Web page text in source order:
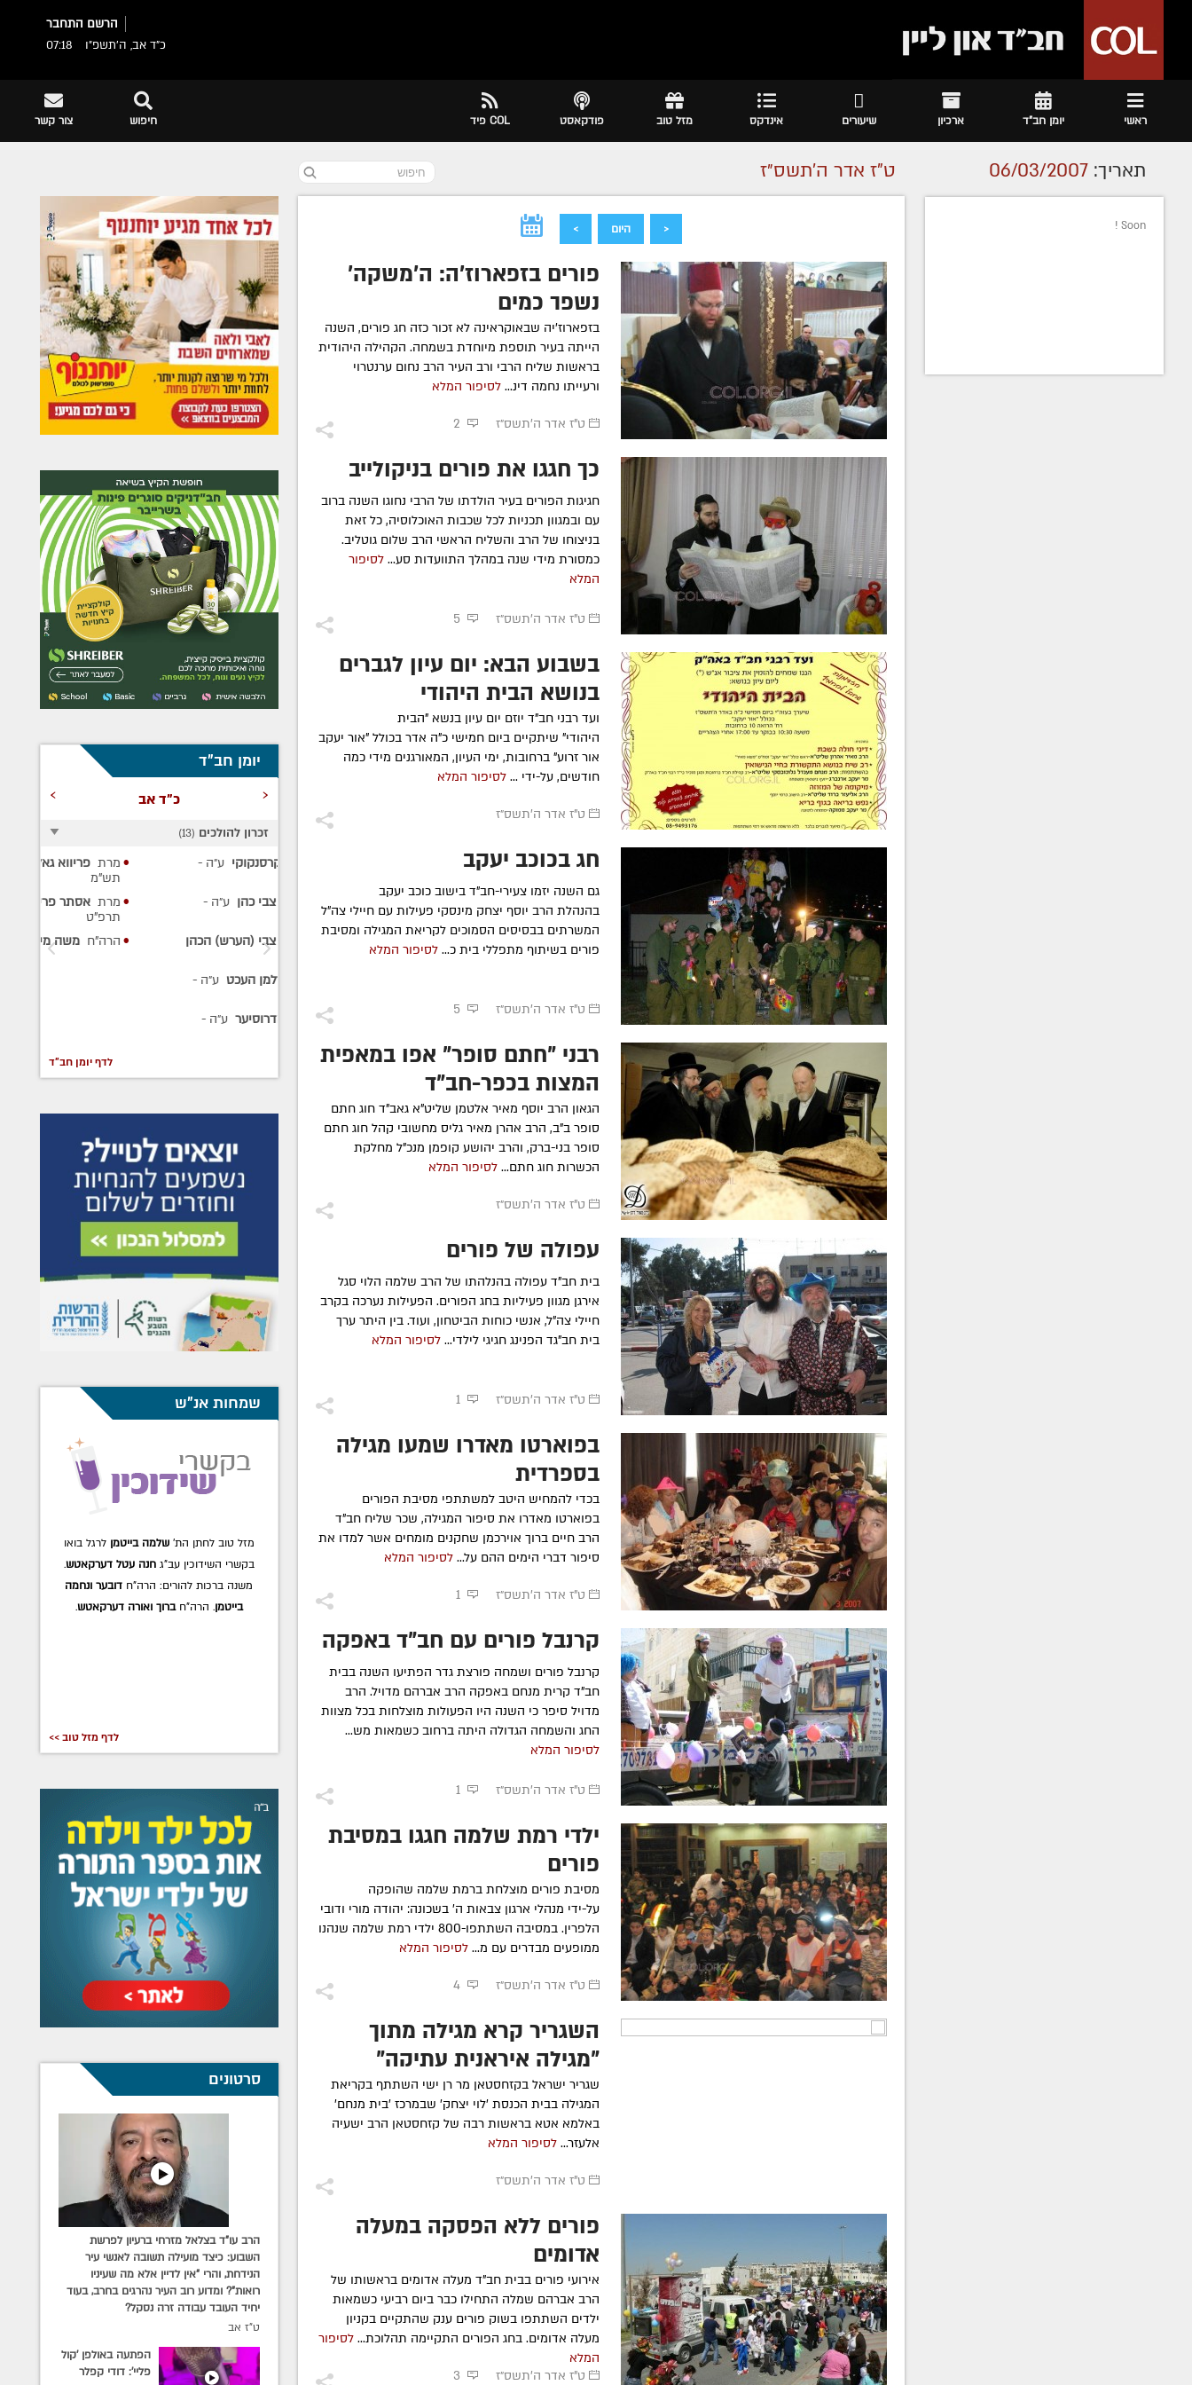
הרשם התחבר
כ"ד אב, ה׳תשפ״ו
07:18
ראשי יומן חב"ד ארכיון שיעורים אינדקס מזל טוב פודקאסט COL פיד צור קשר חיפוש
תאריך: 06/03/2007
Soon !
ט"ז אדר ה׳תשס״ז
< היום >
פורים בזפארוז'ה: ה'משקה'
נשפך כמים
בזפארוז'יה שבאוקראינה לא זכור כזה חג פורים, השנה
הייתה בעיר תוספת מיוחדת בשמחה. הקהילה היהודית
בראשות שליח הרבי ורב העיר הרב נחום ערנטרוי
ורעייתו נחמה דינ... לסיפור המלא
ט"ז אדר ה׳תשס״ז 2
כך חגגו את פורים בניקולייב
חגיגות הפורים בעיר הולדתו של הרבי נחוגו השנה ברוב
עם ובמגוון תכניות לכל שכבות האוכלוסיה, כל זאת
בניצוחו של הרב והשליח הראשי הרב שלום גוטליב.
כמסורת מידי שנה במהלך התוועדות סע... לסיפור
המלא
ט"ז אדר ה׳תשס״ז 5
בשבוע הבא: יום עיון לגברים
בנושא הבית היהודי
ועד רבני חב"ד יוזם יום עיון בנשא "הבית
היהודי" שיתקיים ביום חמישי כ"ה אדר בכולל "אור יעקב
אור זרוע" ברחובות, ימי העיון, המאורגנים מידי כמה
חודשים, על-ידי ... לסיפור המלא
ט"ז אדר ה׳תשס״ז
חג בכוכב יעקב
גם השנה יזמו צעירי-חב"ד בישוב כוכב יעקב
בהנהלת הרב יוסף יצחק מינסקי פעילות עם חיילי צה"ל
המשרתים בבסיסים הסמוכים לקריאת המגילה ומסיבת
פורים בשיתוף מתפללי בית כ... לסיפור המלא
ט"ז אדר ה׳תשס״ז 5
רבני "חתם סופר" אפו במאפית
המצות בכפר-חב"ד
הגאון הרב יוסף מאיר אלטמן שליט"א גאב"ד חוג חתם
סופר ב"ב, הרב אהרן מאיר גליס מחשובי קהל חוג חתם
סופר בני-ברק, והרב יהושע קופמן מנכ"ל מחלקת
הכשרות חוג חתם... לסיפור המלא
ט"ז אדר ה׳תשס״ז
עפולה של פורים
בית חב"ד עפולה בהנלהתו של הרב שלמה הלוי סגל
אירגן מגוון פעיליות בחג הפורים. הפעילות נערכה בקרב
חיילי צה"ל, אנשי כוחות הביטחון, ועוד. בין היתר ערך
בית חב"גד הפנינג חגיגי לילדי... לסיפור המלא
ט"ז אדר ה׳תשס״ז 1
בפוארטו מאדרו שמעו מגילה
בספרדית
בכדי להמחיש היטב למשתתפי מסיבת הפורים
בפוארטו מאדרו את סיפור המגילה, שכר שליח חב"ד
הרב חיים ברוך אוירכמן שחקנים מומחים אשר למדו את
סיפור דברי הימים ההם על... לסיפור המלא
ט"ז אדר ה׳תשס״ז 1
קרנבל פורים עם חב"ד באפקה
קרנבל פורים ושמחה פורצת גדר הפתיעו השנה בבית
חב"ד קרית מנחם באפקה הרב אברהם מדויל. הרב
מדויל סיפר כי השנה היו הפעולות מוצלחות בכל מצוות
החג והשמחה הגדולה היתה ברחוב כשמאות מש...
לסיפור המלא
ט"ז אדר ה׳תשס״ז 1
ילדי רמת שלמה חגגו במסיבת
פורים
מסיבת פורים מוצלחת ברמת שלמה שהופקה
על-ידי מנהלי ארגון צבאות ה' בשכונה: יהודה מורי ודובי
הלפרין. במסיבה השתתפו-800 ילדי רמת שלמה שנהנו
ממופעים מבדרים עם מ... לסיפור המלא
ט"ז אדר ה׳תשס״ז 4
השגריר קרא מגילה מתוך
"מגילה איראנית עתיקה"
שגריר ישראל בקזחסטאן מר רן ישי השתתף בקריאת
המגילה בבית הכנסת 'לוי יצחק' שבמרכז 'בית מנחם'
באלמא אטא בראשות רבה של קזחסטאן הרב ישעיה
אלעזר... לסיפור המלא
ט"ז אדר ה׳תשס״ז
פורים ללא הפסקה במעלה
אדומים
אירועי פורים בבית חב"ד מעלה אדומים בראשותו של
הרב אברהם שמלה התחילו כבר ביום רביעי כשמאות
ילדים השתתפו בשוק פורים ענק שהתקיים בקניון
מעלה אדומים. בחג הפורים התקיימה תהלוכת... לסיפור
המלא
ט"ז אדר ה׳תשס״ז
3
יומן חב"ד
‹
› כ"ד אב
זכרון להולכים (
13
)
אסתר פרידה חיימסון ע״ה-
משה מייזליש ע״ה- תר"ט
- תשע"ז
הרה"ח חיים יונה צ'רנוחוב ע״ה-
תשע"א
הרה"ח אברהם כ"ץ (אברמוביץ)
ע״ה- תשס"ג
הרה"ח
אלכסנדר גוטמן
תשס"ב
הרה"ח
כתריאל חיים אליעזרוב ע״ה
- תשס"א
הרה"ח
אברהם צבי כהן
תשנ"ה
אברהם צבי (הערש) הכהן
ע״ה- תשנ"ה
הרה"ח
ע״ה-
מרת פריווא גאלדשטיין ע״ה
מרת אסתר פרידה חיימסון ע״ה-
הרה"ח משה מייזליש ע״ה- תר"ט
לדף יומן חב"ד
שמחות אנ"ש
מזל טוב לחתן הת'שלמה בייטמן לרגל בואו
בקשרי השידוכין עב"גחנה עטל דערקאטש.
משנה ברכות להורים: הרה"ח דובער ונחמה
בייטמן. הרה"חברוך ואורה דערקאטש.
לדף מזל טוב >>
סרטונים
הרב עו"ד בצלאל מזרחי ברעיון לפרשת
השבוע: כיצד מועילה תשובה לאנשי עיר
הנידחת, והרי "אין לדיין אלא מה שעיניו
רואות"? ומדוע רוב העיר נהרגים בחרב, בעוד
יחיד העובד עבודה זרה נסקל?
ט"ז אב
הפתעה באולפן 'קול
פליי': דודי קפלר